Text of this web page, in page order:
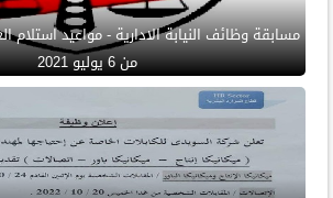
مسابقة وظائف النيابة الادارية - مواعيد استلام
من 6 يوليو 2021